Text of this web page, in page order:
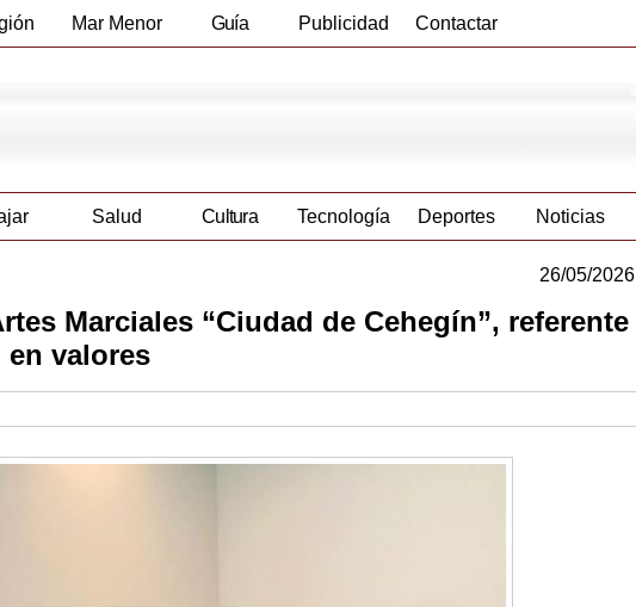
Mar Menor Guía Publicidad Contactar
Salud Cultura Tecnología Deportes Noticias
26/05/2026
Marciales “Ciudad de Cehegín”, referente
valores